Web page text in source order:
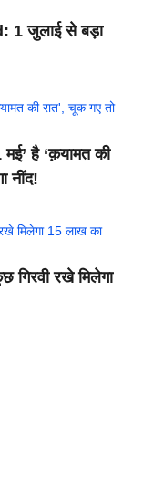
1 जुलाई से बड़ा
है ‘क़यामत की
नींद!
गिरवी रखे मिलेगा